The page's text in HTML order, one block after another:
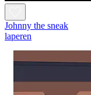
Johnny the sneak
laperen